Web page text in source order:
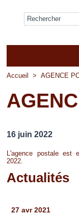
Formulaire de
Accueil
La mairie
Vos
Accueil > AGENCE
16 juin 2022
L'agence postale est
2022.
Actualités
27 avr 2021
Pages